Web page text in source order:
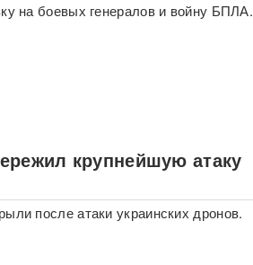
на боевых генералов и войну БПЛА.
крупнейшую атаку
после атаки украинских дронов.